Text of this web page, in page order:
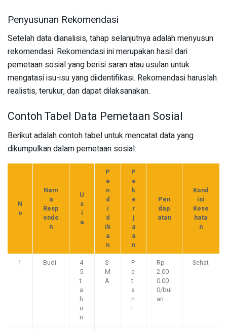
Penyusunan Rekomendasi
Setelah data dianalisis, tahap selanjutnya adalah menyusun
rekomendasi. Rekomendasi ini merupakan hasil dari
pemetaan sosial yang berisi saran atau usulan untuk
mengatasi isu-isu yang diidentifikasi. Rekomendasi haruslah
realistis, terukur, dan dapat dilaksanakan.
Contoh Tabel Data Pemetaan Sosial
Berikut adalah contoh tabel untuk mencatat data yang
dikumpulkan dalam pemetaan sosial:
N
o
Nam
a
Resp
onde
n
U
s
i
a
P
e
n
d
i
d
ik
a
n
P
e
k
e
r
j
a
a
n
Pen
dap
atan
Kond
isi
Kese
hata
n
1 Budi
4
5
t
a
h
u
n
S
M
A
P
e
t
a
n
i
Rp
2.00
0.00
0/bul
an
Sehat